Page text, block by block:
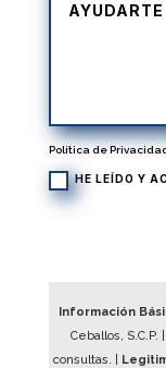
Política de
HE LEÍDO Y
Información
Ceballos, S.C.P. |
consultas. |